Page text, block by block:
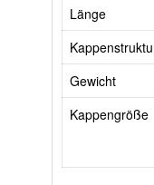
Länge
Gewicht
Kappengröße